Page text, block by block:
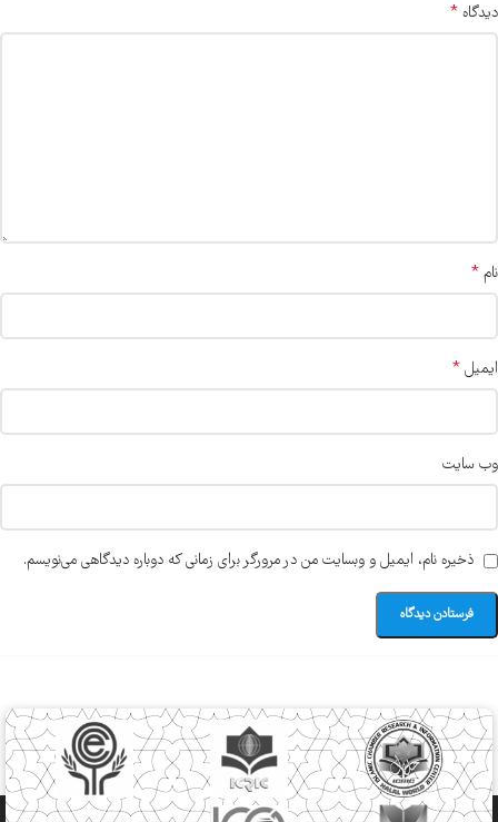
دیدگاه *
نام *
ایمیل *
وب‌ سایت
ذخیره نام، ایمیل و وبسایت من در مرورگر برای زمانی که دوباره دیدگاهی می‌نویسم.